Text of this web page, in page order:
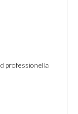
professionella